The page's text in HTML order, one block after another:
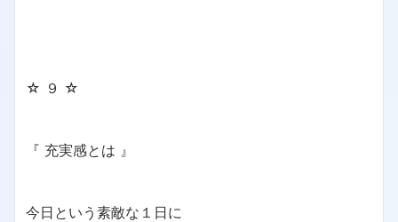
☆ ９ ☆
『 充実感とは 』
今日という素敵な１日に